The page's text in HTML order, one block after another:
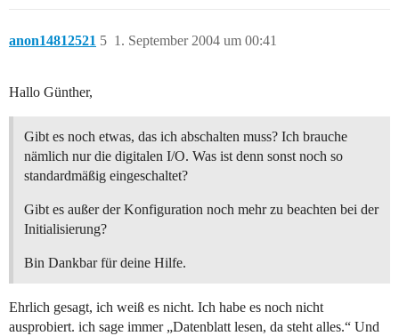
anon14812521 1. September 2004 um 00:41
5
Hallo Günther,
Gibt es noch etwas, das ich abschalten muss? Ich brauche
nämlich nur die digitalen I/O. Was ist denn sonst noch so
standardmäßig eingeschaltet?
Gibt es außer der Konfiguration noch mehr zu beachten bei der
Initialisierung?
Bin Dankbar für deine Hilfe.
Ehrlich gesagt, ich weiß es nicht. Ich habe es noch nicht
ausprobiert. ich sage immer „Datenblatt lesen, da steht alles.“ Und